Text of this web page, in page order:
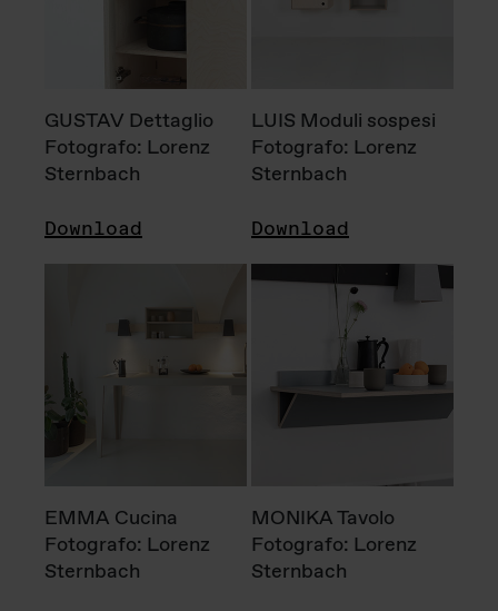
GUSTAV Dettaglio
Fotografo: Lorenz
Sternbach
Download
LUIS Moduli sospesi
Fotografo: Lorenz
Sternbach
Download
EMMA Cucina
Fotografo: Lorenz
Sternbach
MONIKA Tavolo
Fotografo: Lorenz
Sternbach